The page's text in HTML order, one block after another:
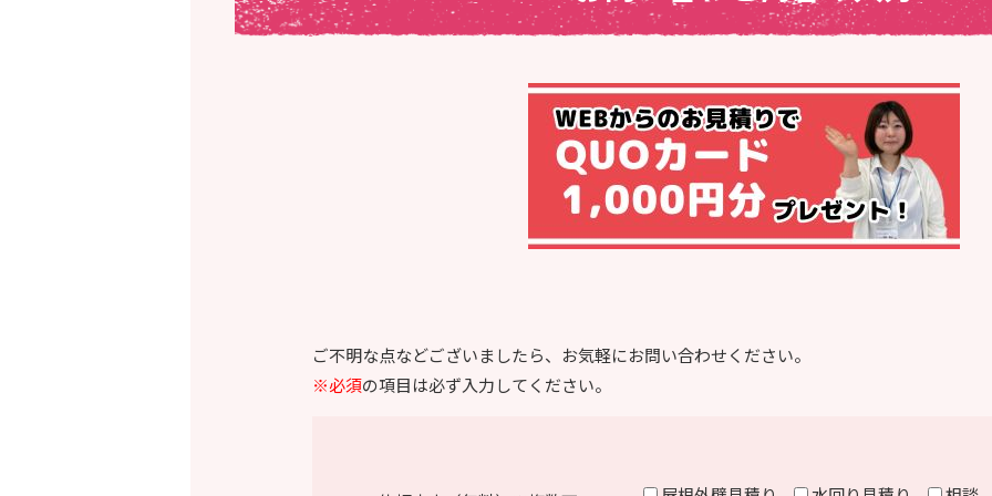
ご不明な点などございましたら、お気軽にお問い合わせください。
※必須の項目は必ず入力してください。